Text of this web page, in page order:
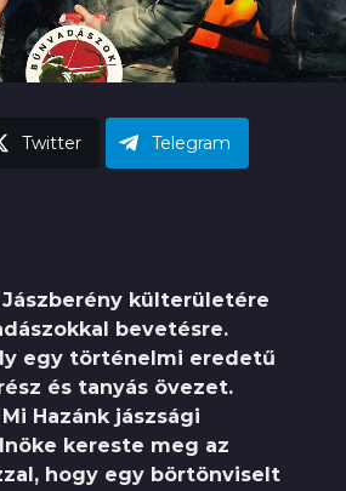
Twitter Telegram
Jászberény külterületére
bevetésre.
egy történelmi eredetű
és tanyás övezet.
Hazánk jászsági
kereste meg az
hogy egy börtönviselt